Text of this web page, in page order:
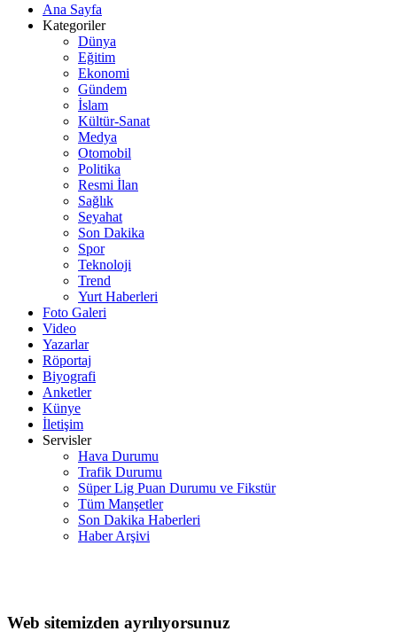
Ana Sayfa
Kategoriler
Dünya
Eğitim
Ekonomi
Gündem
İslam
Kültür-Sanat
Medya
Otomobil
Politika
Resmi İlan
Sağlık
Seyahat
Son Dakika
Spor
Teknoloji
Trend
Yurt Haberleri
Foto Galeri
Video
Yazarlar
Röportaj
Biyografi
Anketler
Künye
İletişim
Servisler
Hava Durumu
Trafik Durumu
Süper Lig Puan Durumu ve Fikstür
Tüm Manşetler
Son Dakika Haberleri
Haber Arşivi
Web sitemizden ayrılıyorsunuz